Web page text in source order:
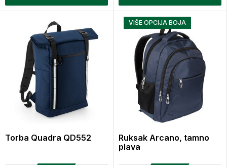
Torba Quadra QD552
VIŠE OPCIJA BOJA
Ruksak Arcano, tamno
plava